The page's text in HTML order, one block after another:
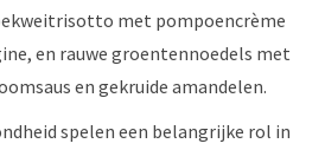
met pompoencrème
en rauwe groentennoedels met
en gekruide amandelen.
spelen een belangrijke rol in